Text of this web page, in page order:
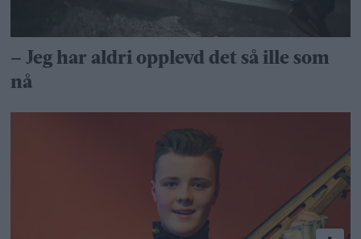
– Jeg har aldri opplevd det så ille som
nå